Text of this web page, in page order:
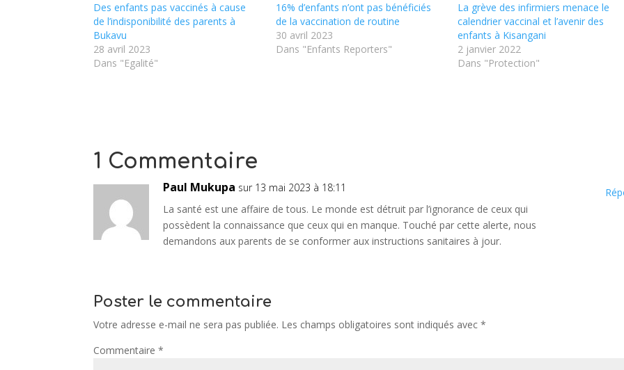
Des enfants pas vaccinés à cause
de l’indisponibilité des parents à
Bukavu
28 avril 2023
Dans "Egalité"
16% d’enfants n’ont pas bénéficiés
de la vaccination de routine
30 avril 2023
Dans "Enfants Reporters"
La grève des infirmiers menace le
calendrier vaccinal et l’avenir des
enfants à Kisangani
2 janvier 2022
Dans "Protection"
1 Commentaire
Paul Mukupa sur 13 mai 2023 à 18:11
La santé est une affaire de tous. Le monde est détruit par l’ignorance de ceux qui
possèdent la connaissance que ceux qui en manque. Touché par cette alerte, nous
demandons aux parents de se conformer aux instructions sanitaires à jour.
Poster le commentaire
Votre adresse e-mail ne sera pas publiée. Les champs obligatoires sont indiqués avec*
Commentaire*